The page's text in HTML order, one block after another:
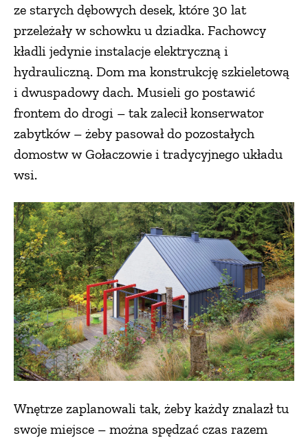
ze starych dębowych desek, które 30 lat
przeleżały w schowku u dziadka. Fachowcy
kładli jedynie instalacje elektryczną i
hydrauliczną. Dom ma konstrukcję szkieletową
i dwuspadowy dach. Musieli go postawić
frontem do drogi – tak zalecił konserwator
zabytków – żeby pasował do pozostałych
domostw w Gołaczowie i tradycyjnego układu
wsi.
Wnętrze zaplanowali tak, żeby każdy znalazł tu
swoje miejsce – można spędzać czas razem